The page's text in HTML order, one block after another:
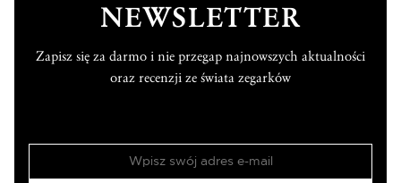
NEWSLETTER
Zapisz się za darmo i nie przegap najnowszych aktualności
oraz recenzji ze świata zegarków